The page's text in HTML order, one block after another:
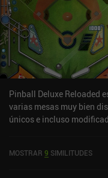
Pinball Deluxe Reloaded
varias mesas muy bien
únicos e incluso
primera bola y luego
MOSTRAR 9 SIMILITUDES